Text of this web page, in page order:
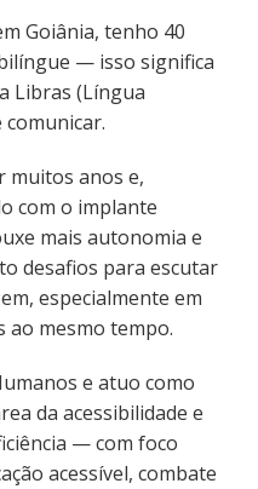
Goiânia, tenho 40
— isso significa
Libras (Língua
comunicar.
muitos anos e,
com o implante
mais autonomia e
desafios para escutar
especialmente em
ao mesmo tempo.
e atuo como
da acessibilidade e
— com foco
acessível, combate